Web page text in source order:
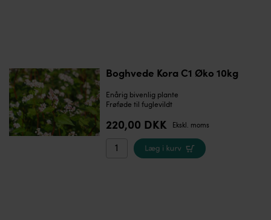
Boghvede Kora C1 Øko 10kg
Enårig bivenlig plante
Frøføde til fuglevildt
220,00 DKK Ekskl. moms